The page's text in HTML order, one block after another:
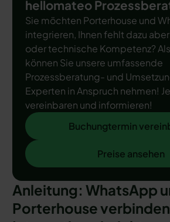
hellomateo
Sie möchten Porterhouse und
integrieren, Ihnen fehlt dazu
oder technische Kompetenz?
können Sie unsere umfassende
Prozessberatung- und
Experten in Anspruch nehmen!
vereinbaren und informieren!
Buchungtermin vereinbaren
Buchungtermin
Preise ansehen
Preise ansehen
Anleitung: WhatsApp
Porterhouse